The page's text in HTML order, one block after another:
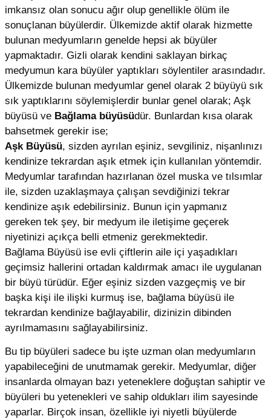
imkansız olan sonucu ağır olup genellikle ölüm ile
sonuçlanan büyülerdir. Ülkemizde aktif olarak hizmette
bulunan medyumların genelde hepsi ak büyüler
yapmaktadır. Gizli olarak kendini saklayan birkaç
medyumun kara büyüler yaptıkları söylentiler arasındadır.
Ülkemizde bulunan medyumlar genel olarak 2 büyüyü sık
sık yaptıklarını söylemişlerdir bunlar genel olarak; Aşk
büyüsü ve Bağlama büyüsüdür. Bunlardan kısa olarak
bahsetmek gerekir ise;
Aşk Büyüsü, sizden ayrılan eşiniz, sevgiliniz, nişanlınızı
kendinize tekrardan aşık etmek için kullanılan yöntemdir.
Medyumlar tarafından hazırlanan özel muska ve tılsımlar
ile, sizden uzaklaşmaya çalışan sevdiğinizi tekrar
kendinize aşık edebilirsiniz. Bunun için yapmanız
gereken tek şey, bir medyum ile iletişime geçerek
niyetinizi açıkça belli etmeniz gerekmektedir.
Bağlama Büyüsü ise evli çiftlerin aile içi yaşadıkları
geçimsiz hallerini ortadan kaldırmak amacı ile uygulanan
bir büyü türüdür. Eğer eşiniz sizden vazgeçmiş ve bir
başka kişi ile ilişki kurmuş ise, bağlama büyüsü ile
tekrardan kendinize bağlayabilir, dizinizin dibinden
ayrılmamasını sağlayabilirsiniz.
Bu tip büyüleri sadece bu işte uzman olan medyumların
yapabileceğini de unutmamak gerekir. Medyumlar, diğer
insanlarda olmayan bazı yeteneklere doğuştan sahiptir ve
büyüleri bu yetenekleri ve sahip oldukları ilim sayesinde
yaparlar. Birçok insan, özellikle iyi niyetli büyülerde